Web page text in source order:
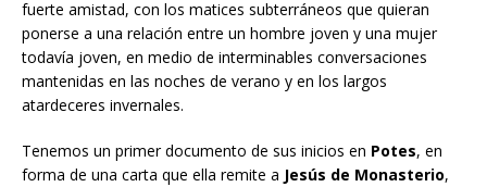
fuerte amistad, con los matices subterráneos que quieran
ponerse a una relación entre un hombre joven y una mujer
todavía joven, en medio de interminables conversaciones
mantenidas en las noches de verano y en los largos
atardeceres invernales.
Tenemos un primer documento de sus inicios en Potes, en
forma de una carta que ella remite a Jesús de Monasterio,